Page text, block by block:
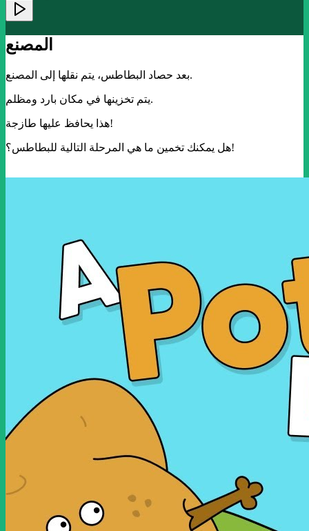
المصنع
بعد حصاد البطاطس، يتم نقلها إلى المصنع.
يتم تخزينها في مكان بارد ومظلم.
هذا يحافظ عليها طازجة!
هل يمكنك تخمين ما هي المرحلة التالية للبطاطس؟!